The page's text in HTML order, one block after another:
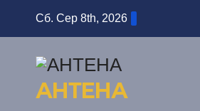
Сб. Сер 8th, 2026
АНТЕНА